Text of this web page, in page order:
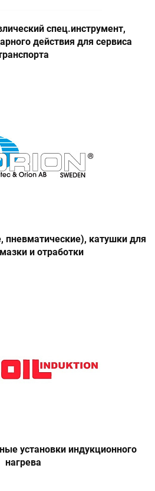
спец.инструмент,
действия для сервиса
пневматические), катушки для
и отработки
установки индукционного
нагрева